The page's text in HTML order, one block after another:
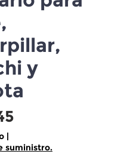
y
|
suministro.